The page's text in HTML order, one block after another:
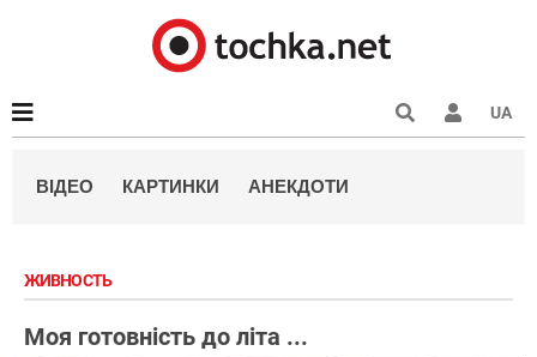
UA
ВІДЕО КАРТИНКИ АНЕКДОТИ
ЖИВНОСТЬ
Моя готовність до літа ...